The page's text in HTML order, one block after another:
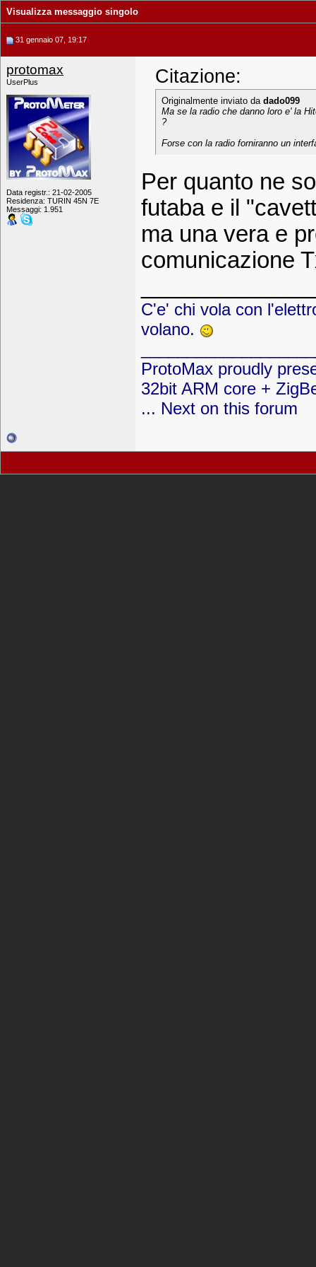
Visualizza messaggio singolo
31 gennaio 07, 19:17
protomax
UserPlus
Data registr.: 21-02-2005
Residenza: TURIN 45N 7E
Messaggi: 1.951
Citazione:
Originalmente inviato da dado099
Ma se la radio che danno loro e' la
?
Forse con la radio forniranno un
Per quanto ne
futaba e il
ma una vera e
comunicazione
C'e' chi vola con
volano.
ProtoMax proudly
32bit ARM core +
... Next on this forum